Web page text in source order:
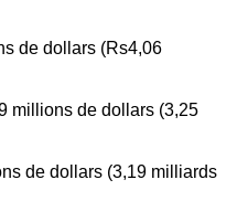
de dollars (Rs4,06
millions de dollars (3,25
de dollars (3,19 milliards